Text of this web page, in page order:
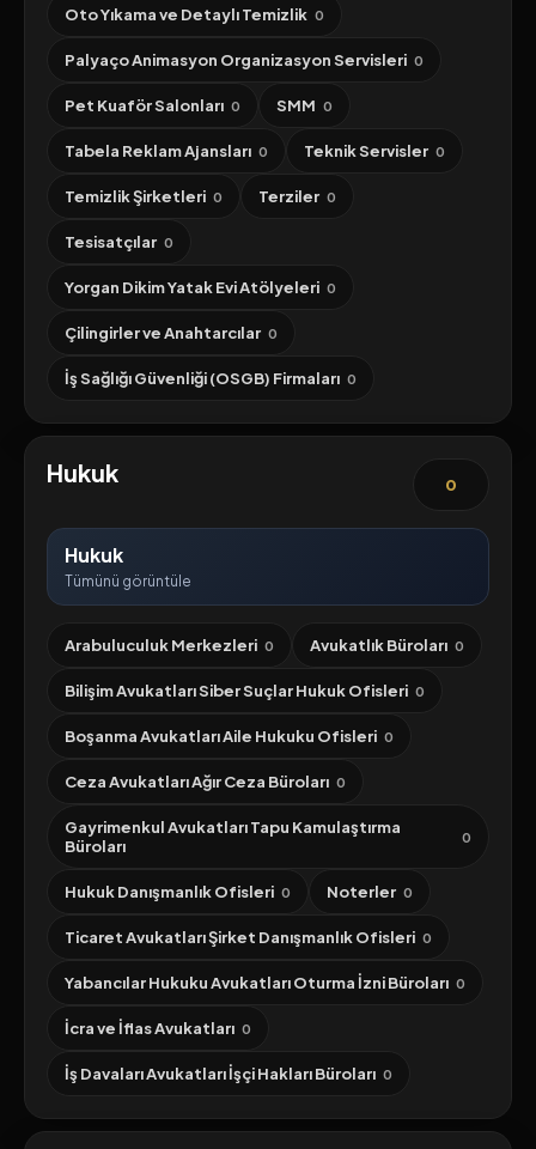
Oto Yıkama ve Detaylı Temizlik 0
Palyaço Animasyon Organizasyon Servisleri 0
Pet Kuaför Salonları 0 SMM 0
Tabela Reklam Ajansları 0 Teknik Servisler 0
Temizlik Şirketleri 0 Terziler 0
Tesisatçılar 0
Yorgan Dikim Yatak Evi Atölyeleri 0
Çilingirler ve Anahtarcılar 0
İş Sağlığı Güvenliği (OSGB) Firmaları 0
Hukuk 0
Hukuk
Tümünü görüntüle
Arabuluculuk Merkezleri 0 Avukatlık Büroları 0
Bilişim Avukatları Siber Suçlar Hukuk Ofisleri 0
Boşanma Avukatları Aile Hukuku Ofisleri 0
Ceza Avukatları Ağır Ceza Büroları 0
Gayrimenkul Avukatları Tapu Kamulaştırma
Büroları
0
Hukuk Danışmanlık Ofisleri 0 Noterler 0
Ticaret Avukatları Şirket Danışmanlık Ofisleri 0
Yabancılar Hukuku Avukatları Oturma İzni Büroları 0
İcra ve İflas Avukatları 0
İş Davaları Avukatları İşçi Hakları Büroları 0